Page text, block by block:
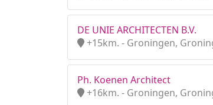
DE UNIE ARCHITECTEN B.V.
+15km. - Groningen,
Ph. Koenen Architect
+16km. - Groningen,